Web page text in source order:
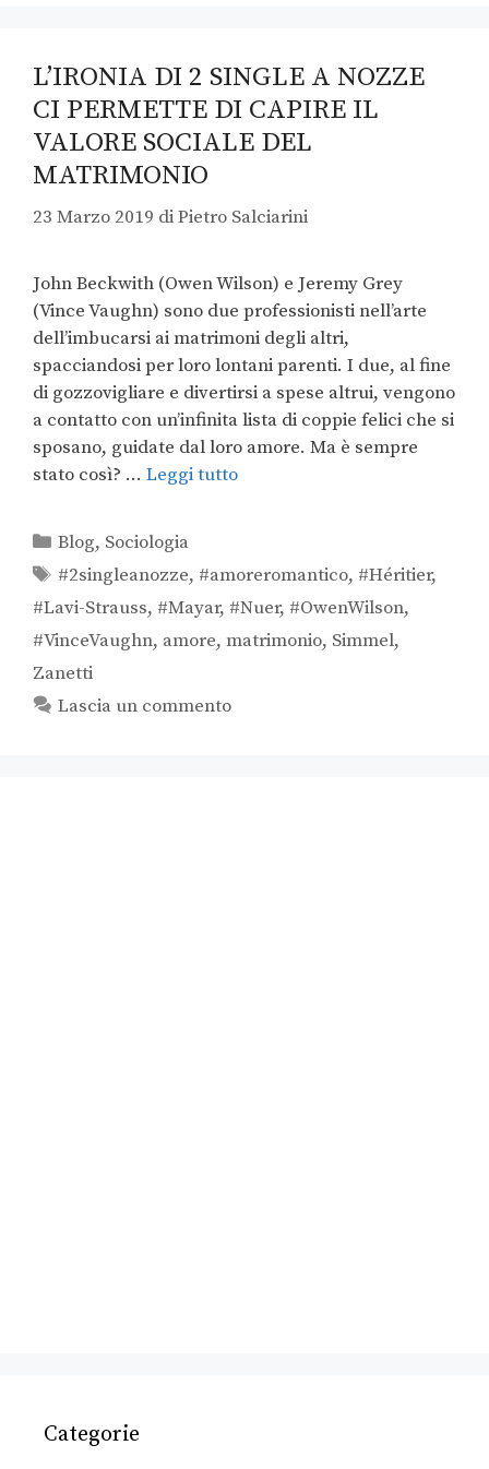
L’IRONIA DI 2 SINGLE A NOZZE
CI PERMETTE DI CAPIRE IL
VALORE SOCIALE DEL
MATRIMONIO
23 Marzo 2019 diPietro Salciarini
John Beckwith (Owen Wilson) e Jeremy Grey
(Vince Vaughn) sono due professionisti nell’arte
dell’imbucarsi ai matrimoni degli altri,
spacciandosi per loro lontani parenti. I due, al fine
di gozzovigliare e divertirsi a spese altrui, vengono
a contatto con un’infinita lista di coppie felici che si
sposano, guidate dal loro amore. Ma è sempre
stato così? … Leggi tutto
Blog, Sociologia
#2singleanozze, #amoreromantico, #Héritier,
#Lavi-Strauss, #Mayar, #Nuer, #OwenWilson,
#VinceVaughn, amore, matrimonio, Simmel,
Zanetti
Lascia un commento
Categorie